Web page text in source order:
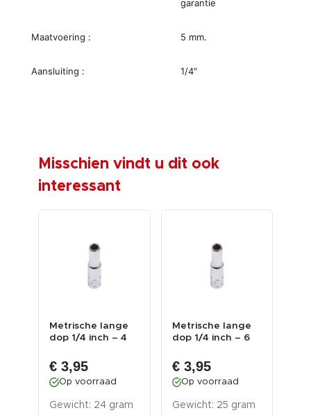
garantie
Maatvoering : 5 mm.
Aansluiting : 1/4"
Misschien vindt u dit ook
interessant
Metrische lange
dop 1/4 inch – 4
–...
€ 3,95
Op voorraad
Gewicht: 24 gram
Metrische lange
dop 1/4 inch – 6
–...
€ 3,95
Op voorraad
Gewicht: 25 gram